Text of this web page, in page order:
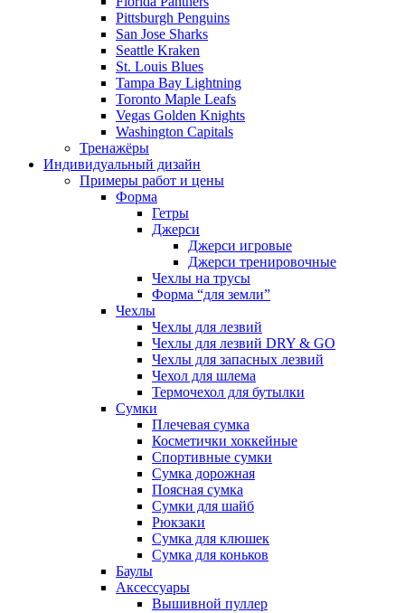
Pittsburgh Penguins
San Jose Sharks
Seattle Kraken
St. Louis Blues
Tampa Bay Lightning
Toronto Maple Leafs
Vegas Golden Knights
Washington Capitals
Тренажёры
Индивидуальный дизайн
Примеры работ и цены
Форма
Гетры
Джерси
Джерси игровые
Джерси тренировочные
Чехлы на трусы
Форма “для земли”
Чехлы
Чехлы для лезвий
Чехлы для лезвий DRY & GO
Чехлы для запасных лезвий
Чехол для шлема
Термочехол для бутылки
Сумки
Плечевая сумка
Косметички хоккейные
Спортивные сумки
Сумка дорожная
Поясная сумка
Сумки для шайб
Рюкзаки
Сумка для клюшек
Сумка для коньков
Баулы
Аксессуары
Вышивной пуллер